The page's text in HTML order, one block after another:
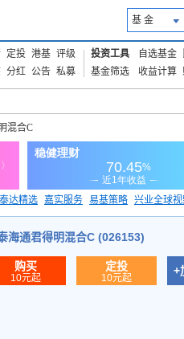
基 金
定投 港基 评级
分红 公告 私募
投资工具 自选基金
基金筛选
收益计算
混合C
泰达精选 嘉实服务 易基策略 兴业全球
海通君得明混合C (026153)
购买
10元起
定投
10元起
+